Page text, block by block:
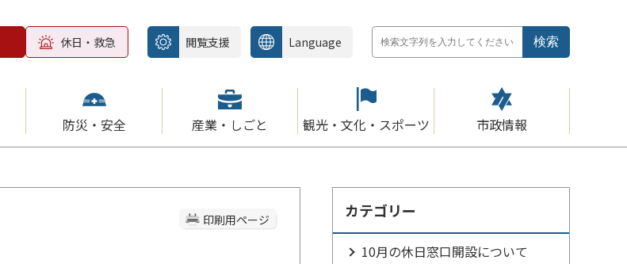
休日・救急 閲覧支援 Language
防災・安全 産業・しごと 観光・文化・スポーツ 市政情報
印刷用ページ カテゴリー
10月の休日窓口開設について